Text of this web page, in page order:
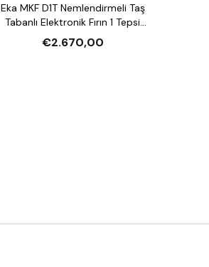
Eka MKF D1T Nemlendirmeli Taş
Tabanlı Elektronik Fırın 1 Tepsi
Kapasiteli Elektrikli
€2.670,00